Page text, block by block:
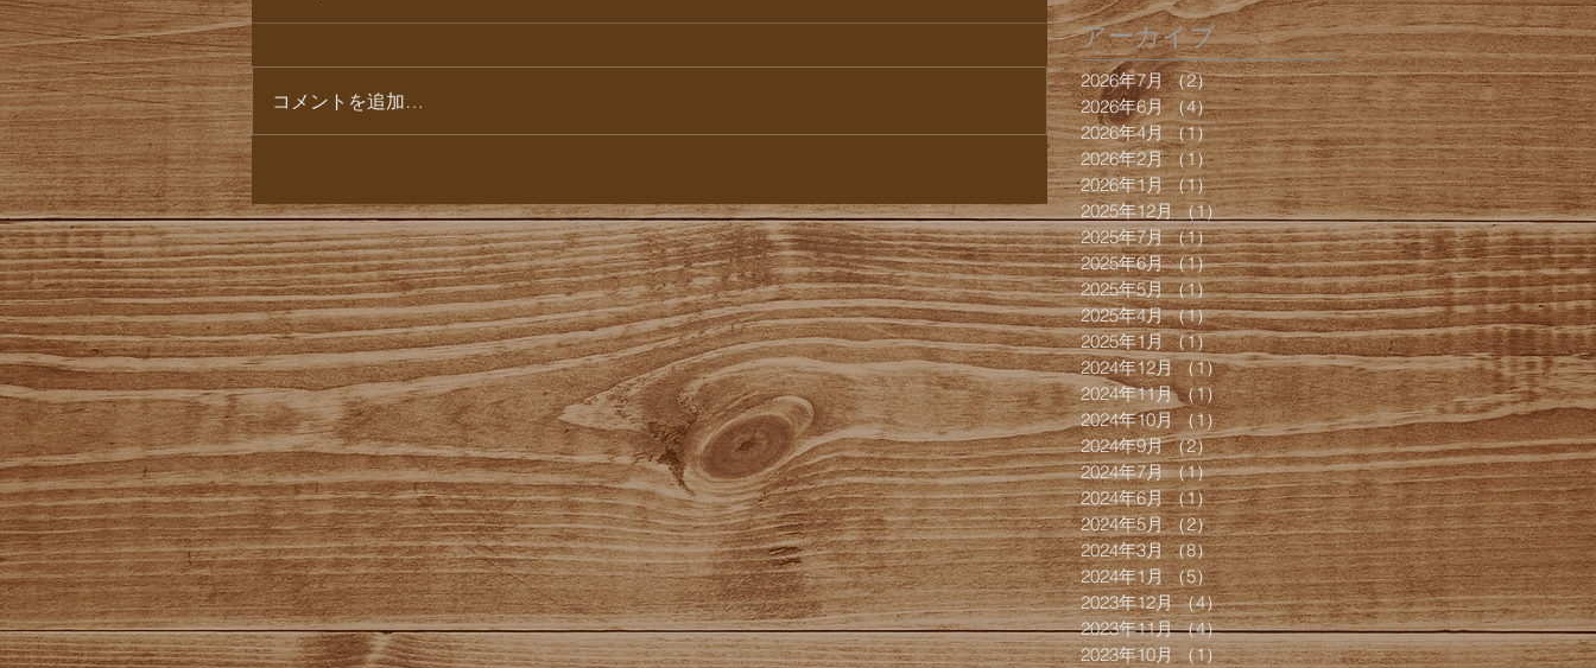
コメントを追加…
アーカイブ
2026年7月 （2）2件の記事
2026年6月 （4）4件の記事
2026年4月 （1）1件の記事
2026年2月 （1）1件の記事
2026年1月 （1）1件の記事
2025年12月 （1）1件の記事
2025年7月 （1）1件の記事
2025年6月 （1）1件の記事
2025年5月 （1）1件の記事
2025年4月 （1）1件の記事
2025年1月 （1）1件の記事
2024年12月 （1）1件の記事
2024年11月 （1）1件の記事
2024年10月 （1）1件の記事
2024年9月 （2）2件の記事
2024年7月 （1）1件の記事
2024年6月 （1）1件の記事
2024年5月 （2）2件の記事
2024年3月 （8）8件の記事
2024年1月 （5）5件の記事
2023年12月 （4）4件の記事
2023年11月 （4）4件の記事
2023年10月 （1）1件の記事